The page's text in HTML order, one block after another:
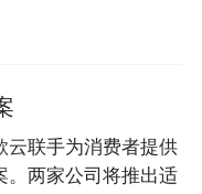
云联手为消费者提供
。两家公司将推出适